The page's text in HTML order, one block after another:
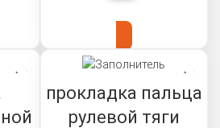
прокладка пальца
рулевой тяги